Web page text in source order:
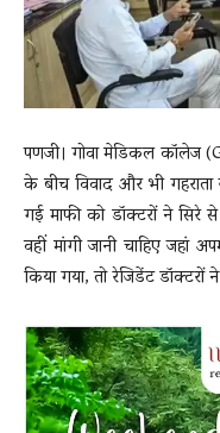
LIVE
पणजी। गोवा मेडिकल कॉलेज
के बीच विवाद और भी गहराता
गई माफी को डॉक्टरों ने सिरे
वहीं मांगी जानी चाहिए
किया गया, तो रेजिडेंट डॉक्टरों